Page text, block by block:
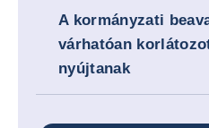
A kormányzati
várhatóan
nyújtanak